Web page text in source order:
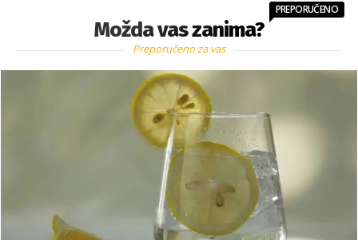
Možda vas zanima?
PREPORUČENO
Preporučeno za vas